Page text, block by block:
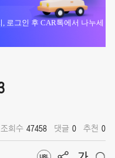
로그인 후 CAR톡에서 나누세
조회수 47458 댓글 0 추천 0